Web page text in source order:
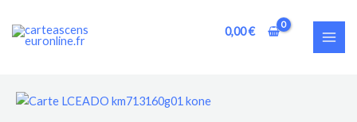
contenu
0,00€
quantité